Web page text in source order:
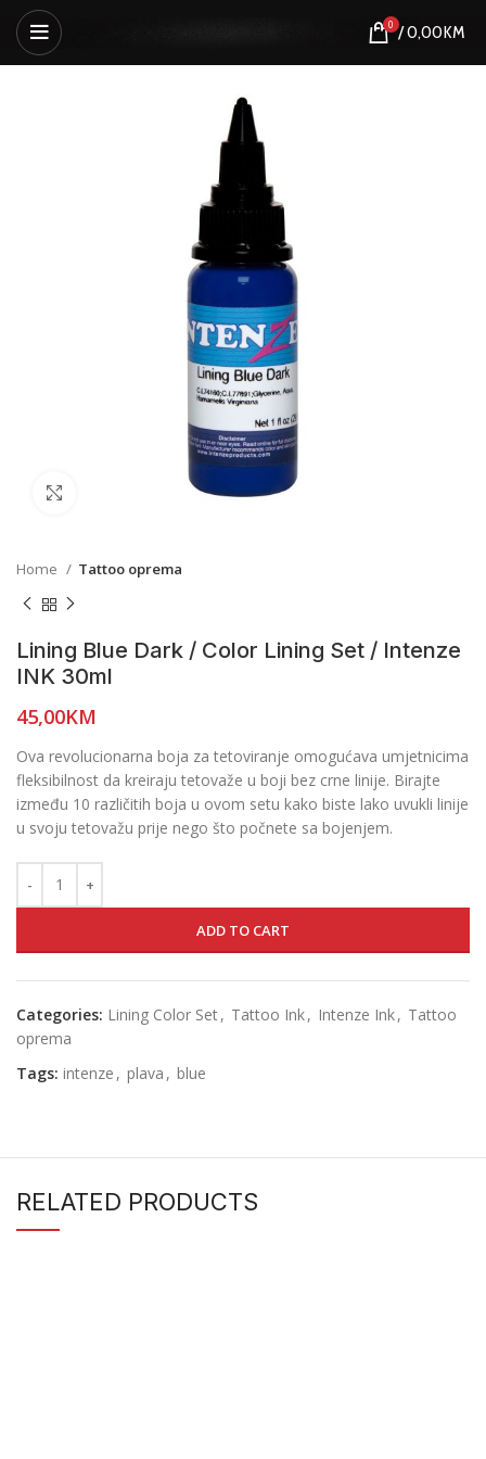
0 /0,00KM
Home Tattoo oprema
Lining Blue Dark / Color Lining Set / Intenze
INK 30ml
45,00KM
Ova revolucionarna boja za tetoviranje omogućava umjetnicima
fleksibilnost da kreiraju tetovaže u boji bez crne linije. Birajte
između 10 različitih boja u ovom setu kako biste lako uvukli linije
u svoju tetovažu prije nego što počnete sa bojenjem.
ADD TO CART
Categories: Lining Color Set, Tattoo Ink, Intenze Ink, Tattoo
oprema
Tags: intenze , plava , blue
RELATED PRODUCTS